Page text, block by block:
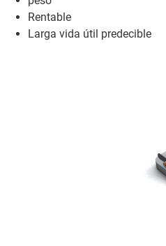
Rentable
Larga vida útil predecible